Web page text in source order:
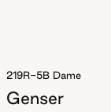
219R-5B Dame
Genser